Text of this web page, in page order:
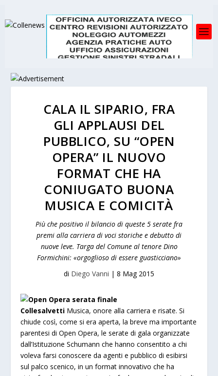
CALA IL SIPARIO, FRA
GLI APPLAUSI DEL
PUBBLICO, SU “OPEN
OPERA” IL NUOVO
FORMAT CHE HA
CONIUGATO BUONA
MUSICA E COMICITÀ
Più che positivo il bilancio di queste 5 serate fra
premi alla carriera di voci storiche e debutto di
nuove leve. Targa del Comune al tenore Dino
Formichini: «orgoglioso di essere guasticciano»
di Diego Vanni | 8 Mag 2015
Collesalvetti Musica, onore alla carriera e risate. Si
chiude così, come si era aperta, la breve ma importante
parentesi di Open Opera, le serate di gala organizzate
dall’Istituzione Schumann che hanno consentito a chi
voleva farsi conoscere da agenti e pubblico di esibirsi
sul palco scenico, in un format innovativo che ha